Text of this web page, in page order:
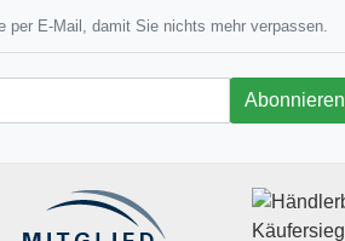
per E-Mail, damit Sie nichts mehr verpassen.
Newsletter
Abonnieren